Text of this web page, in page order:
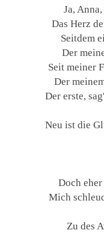
Ja,
Das Herz
Seitdem
Der
Seit meiner
Der
Der erste,
Neu ist die
Doch
Mich
Zu des